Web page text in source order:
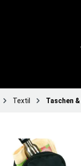
Textil Taschen